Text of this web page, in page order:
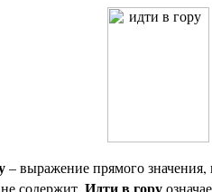
– выражение прямого
содержит.